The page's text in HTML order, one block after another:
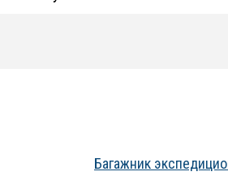
Багажник